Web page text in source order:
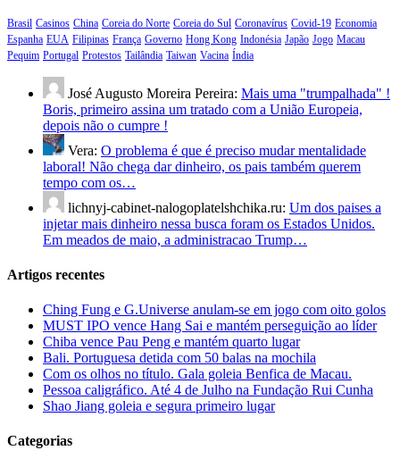
Brasil Casinos China Coreia do Norte Coreia do Sul Coronavírus Covid-19 Economia
Espanha EUA Filipinas França Governo Hong Kong Indonésia Japão Jogo Macau
Pequim Portugal Protestos Tailândia Taiwan Vacina Índia
José Augusto Moreira Pereira: Mais uma "trumpalhada" !
Boris, primeiro assina um tratado com a União Europeia,
depois não o cumpre !
Vera: O problema é que é preciso mudar mentalidade
laboral! Não chega dar dinheiro, os pais também querem
tempo com os…
lichnyj-cabinet-nalogoplatelshchika.ru: Um dos paises a
injetar mais dinheiro nessa busca foram os Estados Unidos.
Em meados de maio, a administracao Trump…
Artigos recentes
Ching Fung e G.Universe anulam-se em jogo com oito golos
MUST IPO vence Hang Sai e mantém perseguição ao líder
Chiba vence Pau Peng e mantém quarto lugar
Bali. Portuguesa detida com 50 balas na mochila
Com os olhos no título. Gala goleia Benfica de Macau.
Pessoa caligráfico. Até 4 de Julho na Fundação Rui Cunha
Shao Jiang goleia e segura primeiro lugar
Categorias